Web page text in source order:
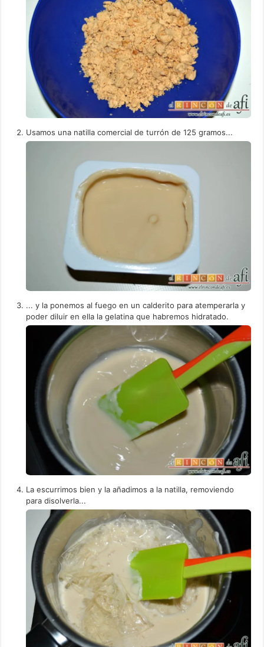
Usamos una natilla comercial de turrón de 125 gramos...
... y la ponemos al fuego en un calderito para atemperarla y
poder diluir en ella la gelatina que habremos hidratado.
La escurrimos bien y la añadimos a la natilla, removiendo
para disolverla...